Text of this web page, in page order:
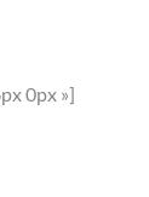
0px »]